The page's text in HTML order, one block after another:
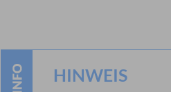
HINWEIS